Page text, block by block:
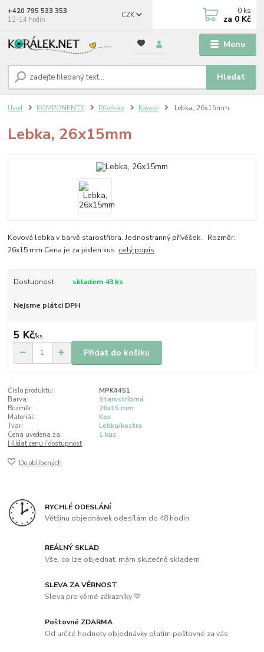
Menu
CZK
Hledat
+420 795 533 353
12-14 hodin
0 ks
za 0 Kč
Úvod KOMPONENTY Přívěsky Kovové Lebka, 26x15mm
Lebka, 26x15mm
Kovová lebka v barvě starostříbra. Jednostranný přívěšek. Rozměr:
26x15 mm Cena je za jeden kus. celý popis
Dostupnost skladem 43 ks
Nejsme plátci DPH
5 Kč/ks
Přidat do košíku
Číslo produktu:
MPK4451
Barva:
Starostříbrná
Rozměr:
26x15 mm
Materiál:
Kov
Tvar:
Lebka/kostra
Cena uvedena za:
1 kus
Hlídat cenu / dostupnost
Do oblíbených
RYCHLÉ ODESLÁNÍ
Většinu objednávek odesílám do 48 hodin
REÁLNÝ SKLAD
Vše, co lze objednat, mám skutečně skladem
SLEVA ZA VĚRNOST
Sleva pro věrné zákazníky 💛
Poštovné ZDARMA
Od určité hodnoty objednávky platím poštovné za vás